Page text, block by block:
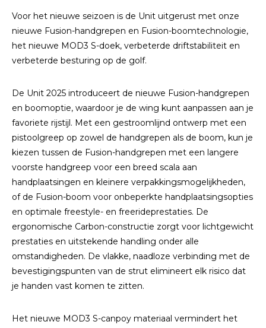
Voor het nieuwe seizoen is de Unit uitgerust met onze
nieuwe Fusion-handgrepen en Fusion-boomtechnologie,
het nieuwe MOD3 S-doek, verbeterde driftstabiliteit en
verbeterde besturing op de golf.
De Unit 2025 introduceert de nieuwe Fusion-handgrepen
en boomoptie, waardoor je de wing kunt aanpassen aan je
favoriete rijstijl. Met een gestroomlijnd ontwerp met een
pistoolgreep op zowel de handgrepen als de boom, kun je
kiezen tussen de Fusion-handgrepen met een langere
voorste handgreep voor een breed scala aan
handplaatsingen en kleinere verpakkingsmogelijkheden,
of de Fusion-boom voor onbeperkte handplaatsingsopties
en optimale freestyle- en freerideprestaties. De
ergonomische Carbon-constructie zorgt voor lichtgewicht
prestaties en uitstekende handling onder alle
omstandigheden. De vlakke, naadloze verbinding met de
bevestigingspunten van de strut elimineert elk risico dat
je handen vast komen te zitten.
Het nieuwe MOD3 S-canpoy materiaal vermindert het